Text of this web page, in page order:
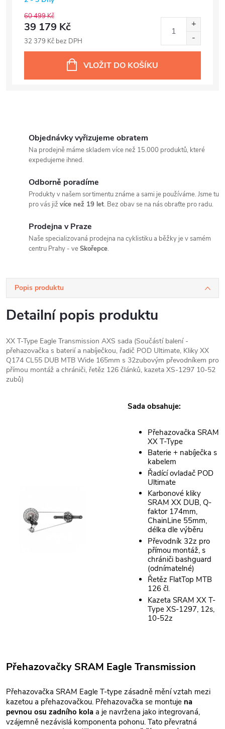
60 499 Kč
39 179 Kč
32 379 Kč bez DPH
VLOŽIT DO KOŠÍKU
Objednávky vyřizujeme obratem
Na prodejně máme skladem více než 15.000 produktů, které
expedujeme ihned.
Odborně poradíme
Produkty v našem sortimentu známe a sami je používáme. Jsme tu
pro vás již více než 19 let. Bez obav se na nás obraťte pro radu.
Prodejna v Praze
Naše specializovaná prodejna na cyklistiku a běžky je v samém
centru Prahy - veSkořepce.
Popis produktu
Detailní popis produktu
XX T-Type Eagle Transmission AXS sada (Součástí balení -
přehazovačka s baterií a nabíječkou, řadič POD Ultimate, Kliky XX
Q174 CL55 DUB MTB Wide 165mm s 32zubovým převodníkem pro
přímou montáž a chrániči, řetěz 126 článků, kazeta XS-1297 10-52
zubů)
Sada obsahuje:
Přehazovačka SRAM
XX T-Type
Baterie + nabíječka s
kabelem
Řadící ovladač POD
Ultimate
Karbonové kliky
SRAM XX DUB, Q-
faktor 174mm,
ChainLine 55mm,
délka dle výběru
Převodník 32z pro
přímou montáž, s
chrániči bashguard
(odnímatelné)
Řetěz FlatTop MTB
126 čl.
Kazeta SRAM XX T-
Type XS-1297, 12s,
10-52z
Přehazovačky SRAM Eagle Transmission
Přehazovačka SRAM Eagle T-type zásadně mění vztah mezi
kazetou a přehazovačkou. Přehazovačka se montuje na
pevnou osu zadního kola a je navržena jako integrovaná,
vzájemně nezávislá komponenta pohonu. Tato převratná